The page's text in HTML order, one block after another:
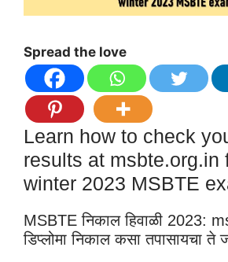
Spread the love
Learn how to check
results at msbte.org.in
winter 2023 MSBTE
MSBTE निकाल हिवाळी 2023:
डिप्लोमा निकाल कसा तपासायचा ते